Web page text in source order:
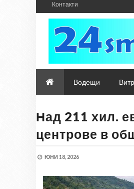
Контакти
Водещи
Над 211 хил.
центрове в
ЮНИ 18, 2026